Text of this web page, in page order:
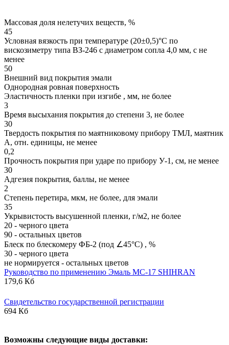
Массовая доля нелетучих веществ, %
45
Условная вязкость при температуре (20±0,5)°С по
вискозиметру типа ВЗ-246 с диаметром сопла 4,0 мм, с не
менее
50
Внешний вид покрытия эмали
Однородная ровная поверхность
Эластичность пленки при изгибе , мм, не более
3
Время высыхания покрытия до степени 3, не более
30
Твердость покрытия по маятниковому прибору ТМЛ, маятник
А, отн. единицы, не менее
0,2
Прочность покрытия при ударе по прибору У-1, см, не менее
30
Адгезия покрытия, баллы, не менее
2
Степень перетира, мкм, не более, для эмали
35
Укрывистость высушенной пленки, г/м2, не более
20 - черного цвета
90 - остальных цветов
Блеск по блескомеру ФБ-2 (под ∠45°С) , %
30 - черного цвета
не нормируется - остальных цветов
Руководство по применению Эмаль МС-17 SHIHRAN
179,6 Кб
Свидетельство государственной регистрации
694 Кб
Возможны следующие виды доставки: